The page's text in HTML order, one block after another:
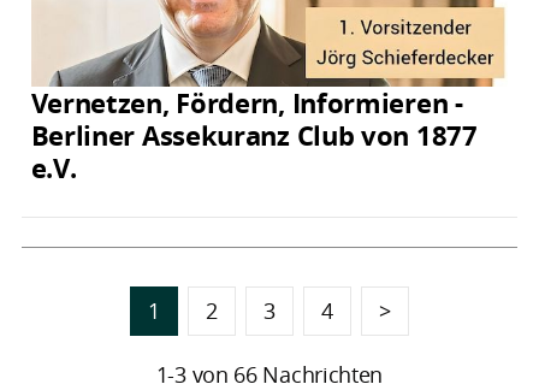
Vernetzen, Fördern, Informieren -
Berliner Assekuranz Club von 1877
e.V.
1 2 3 4 >
1-3 von 66 Nachrichten